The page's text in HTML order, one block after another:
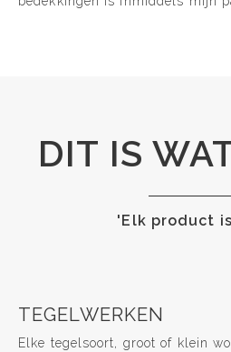
DIT IS
'Elk product
TEGELWERKEN
Elke tegelsoort, groot of klein